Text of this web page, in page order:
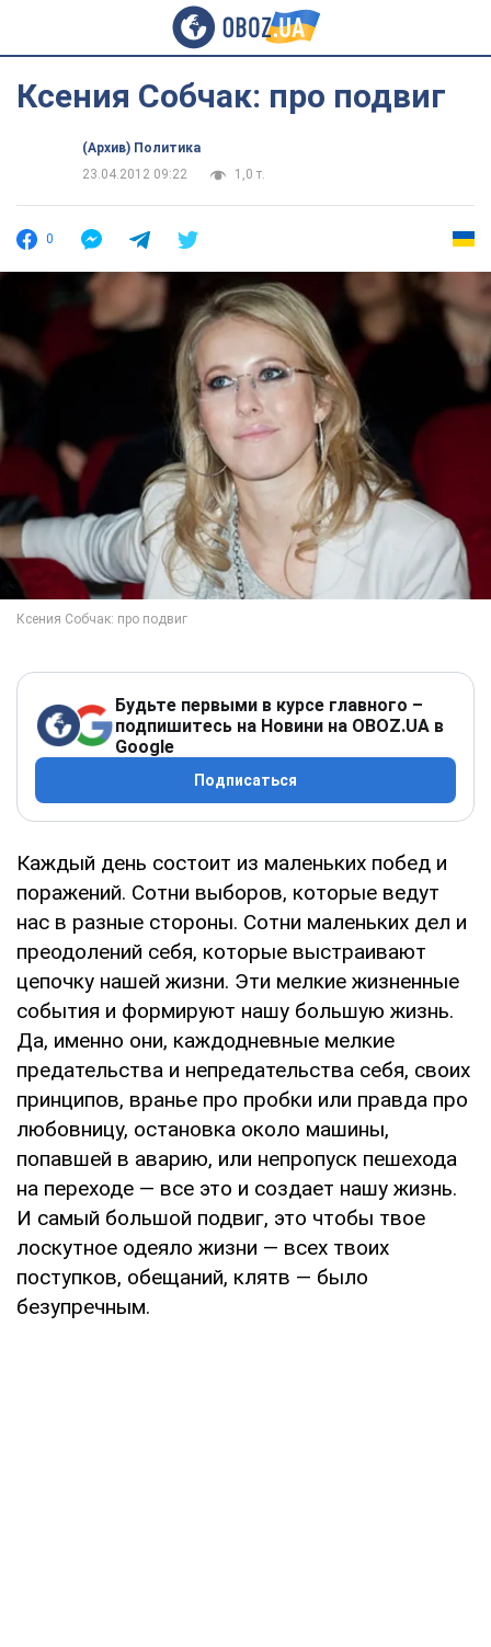
Ксения Собчак: про подвиг
(Архив) Политика
23.04.2012 09:22
1,0 т.
0
Будьте первыми в курсе главного –
подпишитесь на Новини на OBOZ.UA в
Google
Подписаться
Каждый день состоит из маленьких побед и
поражений. Сотни выборов, которые ведут
нас в разные стороны. Сотни маленьких дел и
преодолений себя, которые выстраивают
цепочку нашей жизни. Эти мелкие жизненные
события и формируют нашу большую жизнь.
Да, именно они, каждодневные мелкие
предательства и непредательства себя, своих
принципов, вранье про пробки или правда про
любовницу, остановка около машины,
попавшей в аварию, или непропуск пешехода
на переходе — все это и создает нашу жизнь.
И самый большой подвиг, это чтобы твое
лоскутное одеяло жизни — всех твоих
поступков, обещаний, клятв — было
безупречным.